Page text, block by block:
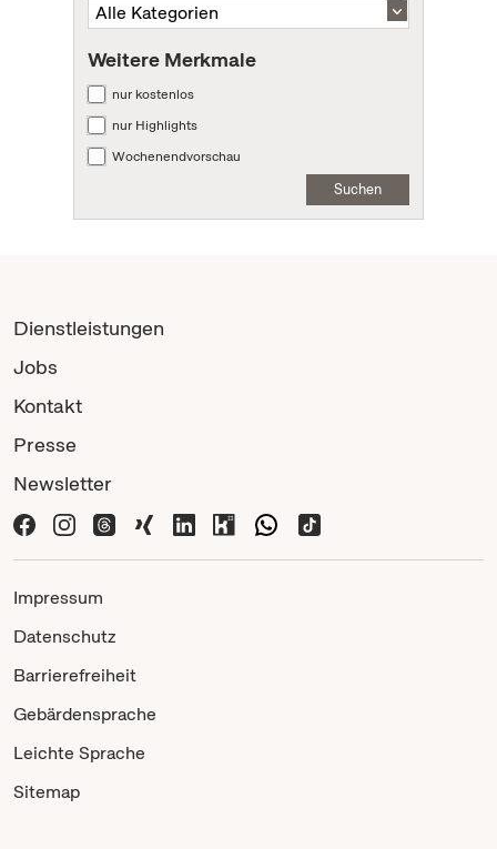
Weitere Merkmale
nur kostenlos
nur Highlights
Wochenendvorschau
Suchen
Dienstleistungen
Jobs
Kontakt
Presse
Newsletter
Impressum
Datenschutz
Barrierefreiheit
Gebärdensprache
Leichte Sprache
Sitemap